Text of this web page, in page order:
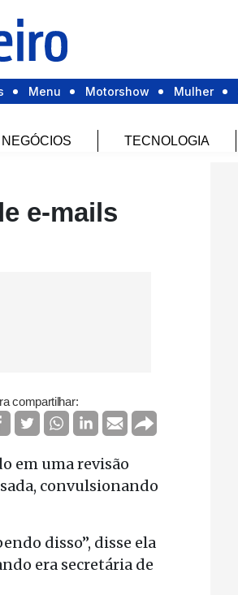
Menu Motorshow Mulher
NEGÓCIOS TECNOLOGIA
e-mails
compartilhar:
em uma revisão
convulsionando
disso”, disse ela
era secretária de